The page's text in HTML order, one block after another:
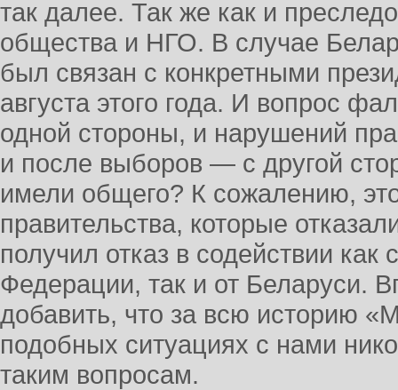
так далее. Так же как и
общества и НГО. В случае
был связан с конкретными
августа этого года. И вопрос
одной стороны, и нарушений
и после выборов — с другой
имели общего? К сожалению,
правительства, которые
получил отказ в содействии как
Федерации, так и от Беларуси.
добавить, что за всю историю
подобных ситуациях с нами
таким вопросам.